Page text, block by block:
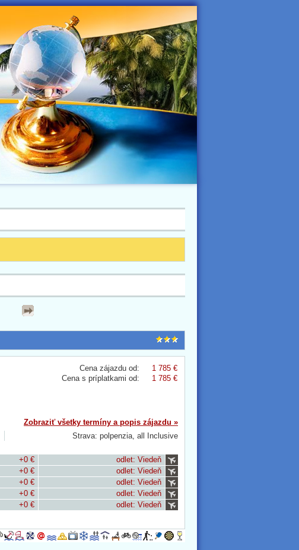
Cena zájazdu od:
1 785 €
Cena s príplatkami od:
1 785 €
Zobraziť všetky termíny a popis zájazdu »
Strava: polpenzia, all Inclusive
+0 €
odlet: Viedeň
+0 €
odlet: Viedeň
+0 €
odlet: Viedeň
+0 €
odlet: Viedeň
+0 €
odlet: Viedeň